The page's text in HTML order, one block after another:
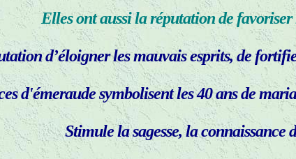
Elles ont aussi la réputation de
d’éloigner les mauvais esprits, de
d'émeraude symbolisent les 40 ans de
Stimule la sagesse, la connaissance